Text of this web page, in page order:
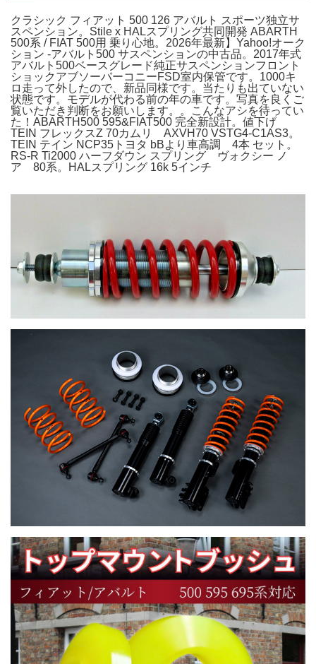
クラシック フィアット 500 126 アバルト スポーツ独立サ
スペンション。Stile x HALスプリング共同開発 ABARTH
500系 / FIAT 500用 乗り心地。2026年最新】Yahoo!オーク
ション -アバルト500 サスペンションの中古品。2017年式
アバルト500ベースグレード純正サスペンションフロント
ショックアブソーバーコニーFSD室内保管です。1000キ
ロ走って外したので、新品同様です。当たりも出ていない
状態です。モデルが代わる前の年の車です。写真を良くご
覧いただき判断をお願いします。。こんなアシを待ってい
た！ABARTH500 595&FIAT500 完全新設計。値下げ
TEIN フレックスZ 70カムリ AXVH70 VSTG4-C1AS3。
TEIN テイン NCP35トヨタ bBより車高調 4本 セット。
RS-R Ti2000 ハーフダウン スプリング ヴォクシー ノ
ア 80系。HALスプリング 16k 5インチ